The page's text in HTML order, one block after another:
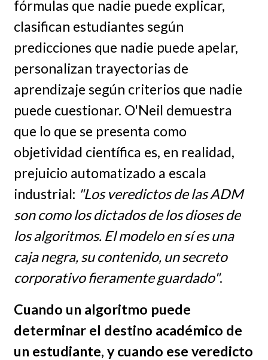
fórmulas que nadie puede explicar,
clasifican estudiantes según
predicciones que nadie puede apelar,
personalizan trayectorias de
aprendizaje según criterios que nadie
puede cuestionar. O'Neil demuestra
que lo que se presenta como
objetividad científica es, en realidad,
prejuicio automatizado a escala
industrial: "Los veredictos de las ADM
son como los dictados de los dioses de
los algoritmos. El modelo en sí es una
caja negra, su contenido, un secreto
corporativo fieramente guardado".
Cuando un algoritmo puede
determinar el destino académico de
un estudiante, y cuando ese veredicto